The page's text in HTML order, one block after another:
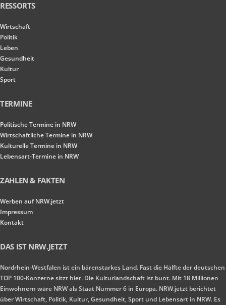
RESSORTS
Wirtschaft
Politik
Leben
Gesundheit
Kultur
Sport
TERMINE
Politische Termine in NRW
Wirtschaftliche Termine in NRW
Kulturelle Termine in NRW
Lebensart-Termine in NRW
ZAHLEN & FAKTEN
Werben auf NRW.jetzt
Impressum
Kontakt
DAS IST NRW.JETZT
Nordrhein-Westfalen ist ein bärenstarkes Land. Fast die Hälfte der deutschen
TOP 100-Konzerne sitzt hier. Die Kulturlandschaft ist bunt. Mit 18 Millionen
Einwohnern wäre NRW als Staat Nummer 6 in Europa. NRW.jetzt berichtet
über Wirtschaft, Politik, Kultur, Gesundheit, Sport und Lebensart in NRW. Es